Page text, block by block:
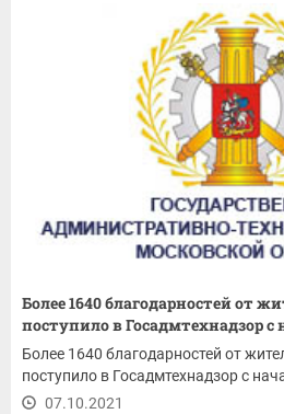
Более 1640 благодарностей от
поступило в Госадмтехнадзор с
Более 1640 благодарностей от
поступило в Госадмтехнадзор с
07.10.2021